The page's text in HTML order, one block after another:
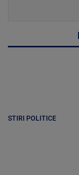
STIRI POLITICE